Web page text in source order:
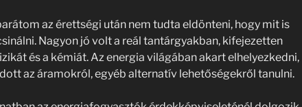
az érettségi után nem tudta eldönteni, hogy mit is
Nagyon jó volt a reál tantárgyakban, kifejezetten
és a kémiát. Az energia világában akart elhelyezkedni,
az áramokról, egyéb alternatív lehetőségekről tanulni.